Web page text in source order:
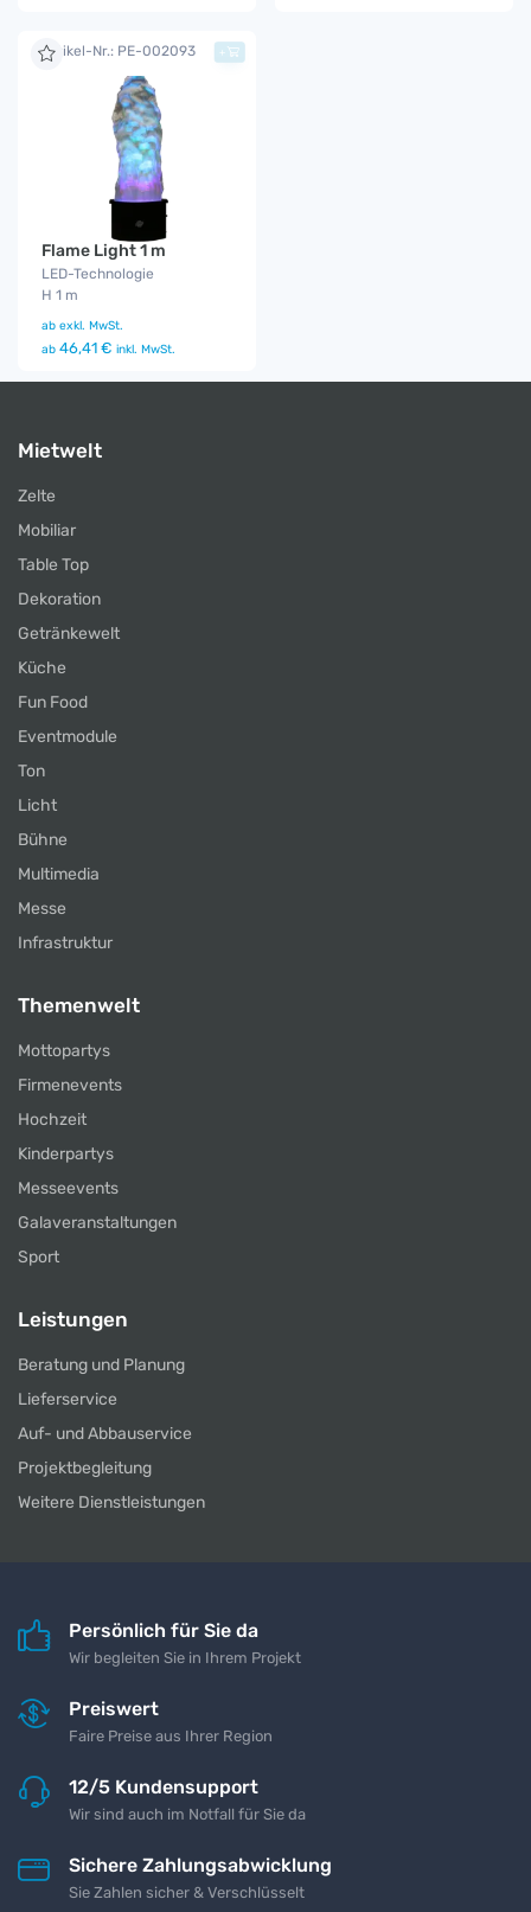
Artikel-Nr.: PE-002093
Flame Light 1 m
LED-Technologie
H 1 m
ab exkl. MwSt.
ab 46,41 € inkl. MwSt.
+
Mietwelt
Zelte
Mobiliar
Table Top
Dekoration
Getränkewelt
Küche
Fun Food
Eventmodule
Ton
Licht
Bühne
Multimedia
Messe
Infrastruktur
Themenwelt
Mottopartys
Firmenevents
Hochzeit
Kinderpartys
Messeevents
Galaveranstaltungen
Sport
Leistungen
Beratung und Planung
Lieferservice
Auf- und Abbauservice
Projektbegleitung
Weitere Dienstleistungen
Persönlich für Sie da
Wir begleiten Sie in Ihrem Projekt
Preiswert
Faire Preise aus Ihrer Region
12/5 Kundensupport
Wir sind auch im Notfall für Sie da
Sichere Zahlungsabwicklung
Sie Zahlen sicher & Verschlüsselt